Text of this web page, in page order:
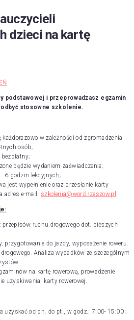
dzieci na kartę
podstawowej i przeprowadzasz egzamin
stosowne szkolenie.
w zależności od zgromadzenia
osób;
będzie wydaniem zaświadczenia;
6 godzin lekcyjnych;
jest wypełnienie oraz przesłanie karty
adres e-mail: szkolenia@word.rzeszow.pl
przepisów ruchu drogowego dot. pieszych i
przygotowanie do jazdy, wyposażenie roweru.
Analiza wypadków ze szczególnym
na kartę rowerową, prowadzenie
uzyskiwania karty rowerowej.
uzyskać od pn. do pt., w godz.: 7:00- 15:00 :